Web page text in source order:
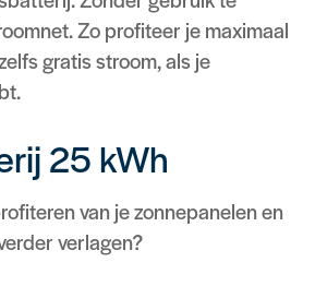
Zo profiteer je maximaal
gratis stroom, als je
25 kWh
van je zonnepanelen en
verlagen?